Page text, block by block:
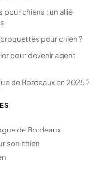
chiens : un allié
croquettes pour chien ?
pour devenir agent
de Bordeaux en 2025 ?
de Bordeaux
son chien